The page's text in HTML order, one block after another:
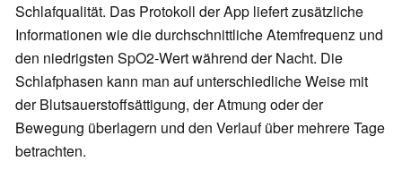
Schlafqualität. Das Protokoll der App liefert zusätzliche
Informationen wie die durchschnittliche Atemfrequenz und
den niedrigsten SpO2-Wert während der Nacht. Die
Schlafphasen kann man auf unterschiedliche Weise mit
der Blutsauerstoffsättigung, der Atmung oder der
Bewegung überlagern und den Verlauf über mehrere Tage
betrachten.